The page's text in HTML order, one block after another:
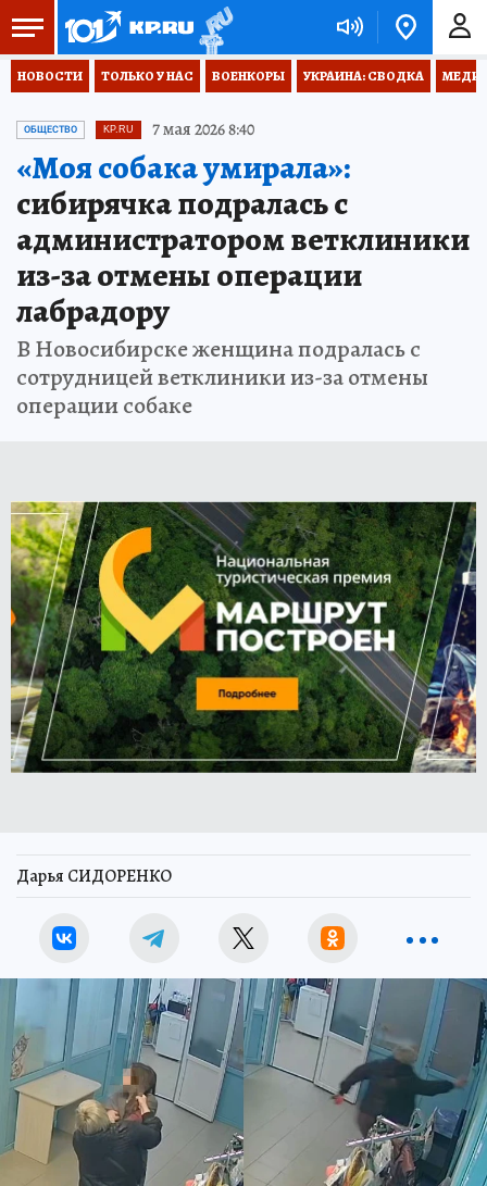
НОВОСТИ ТОЛЬКО У НАС ВОЕНКОРЫ УКРАИНА: СВОДКА
ОБЩЕСТВО KP.RU 7 мая 2026 8:40
«Моя собака умирала»:
сибирячка подралась с
администратором ветклиники
из-за отмены операции
лабрадору
В Новосибирске женщина подралась с
сотрудницей ветклиники из-за отмены
операции собаке
Дарья СИДОРЕНКО